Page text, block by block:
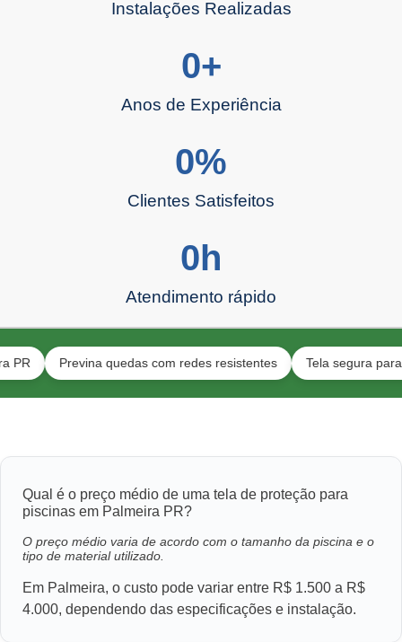
Instalações Realizadas
Anos de Experiência
0+
Clientes Satisfeitos
0%
Atendimento rápido
0h
Previna quedas com redes resistentes Tela segura para
Qual é o preço médio de uma tela de proteção para
piscinas em Palmeira PR?
O preço médio varia de acordo com o tamanho da piscina e o
tipo de material utilizado.
Em Palmeira, o custo pode variar entre R$ 1.500 a R$
4.000, dependendo das especificações e instalação.